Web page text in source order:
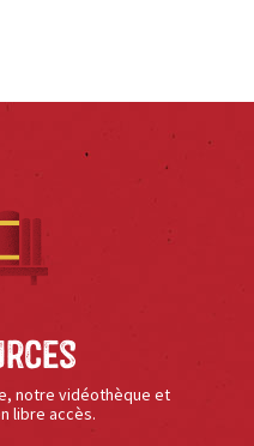
notre vidéothèque et
libre accès.